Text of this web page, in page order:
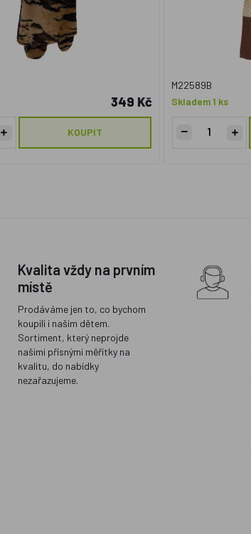
349 Kč
KOUPIT
M22589B
Skladem 1 ks
Kvalita vždy na prvním
místě
Prodáváme jen to, co bychom
koupili i našim dětem.
Sortiment, který neprojde
našimi přísnými měřítky na
kvalitu, do nabídky
nezařazujeme.